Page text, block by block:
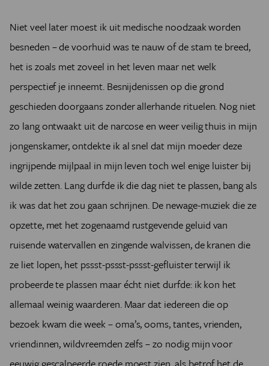
Niet veel later moest ik uit medische noodzaak worden
besneden – de voorhuid was te nauw of de stam te breed,
het is zoals met zoveel in het leven maar net welk
perspectief je inneemt. Besnijdenissen op die grond
geschieden doorgaans zonder allerhande rituelen. Nog niet
zo lang ontwaakt uit de narcose en weer veilig thuis in mijn
jongenskamer, ontdekte ik al snel dat mijn moeder deze
ingrijpende mijlpaal in mijn leven toch wel enige luister bij
wilde zetten. Lang durfde ik die dag niet te plassen, bang als
ik was dat het zou gaan schrijnen. De newage-muziek die ze
opzette, met het zogenaamd rustgevende geluid van
ruisende watervallen en zingende walvissen, de kranen die
ze liet lopen, het pssst-pssst-pssst-gefluister terwijl ik
probeerde te plassen maar écht niet durfde: ik kon het
allemaal weinig waarderen. Maar dat iedereen die op
bezoek kwam die week – oma’s, ooms, tantes, vrienden,
vriendinnen, wildvreemden zelfs – zo nodig mijn voor